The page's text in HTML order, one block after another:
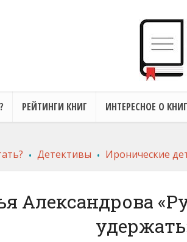
РЕЙТИНГИ КНИГ ИНТЕРЕСНОЕ О
. Детективы . Иронические
Александрова